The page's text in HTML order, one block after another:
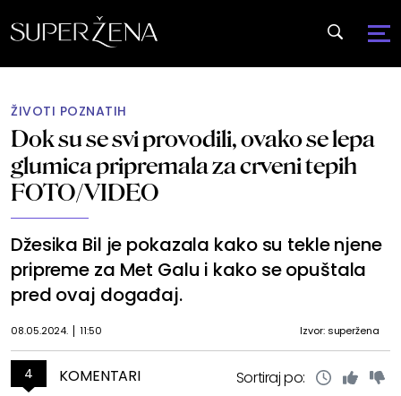
ŽIVOTI POZNATIH
Dok su se svi provodili, ovako se lepa
glumica pripremala za crveni tepih
FOTO/VIDEO
Džesika Bil je pokazala kako su tekle njene
pripreme za Met Galu i kako se opuštala
pred ovaj događaj.
08.05.2024. 11:50 Izvor: superžena
4 KOMENTARI Sortiraj po: